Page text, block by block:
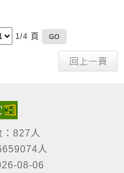
1/4 頁
：827人
人
08-06